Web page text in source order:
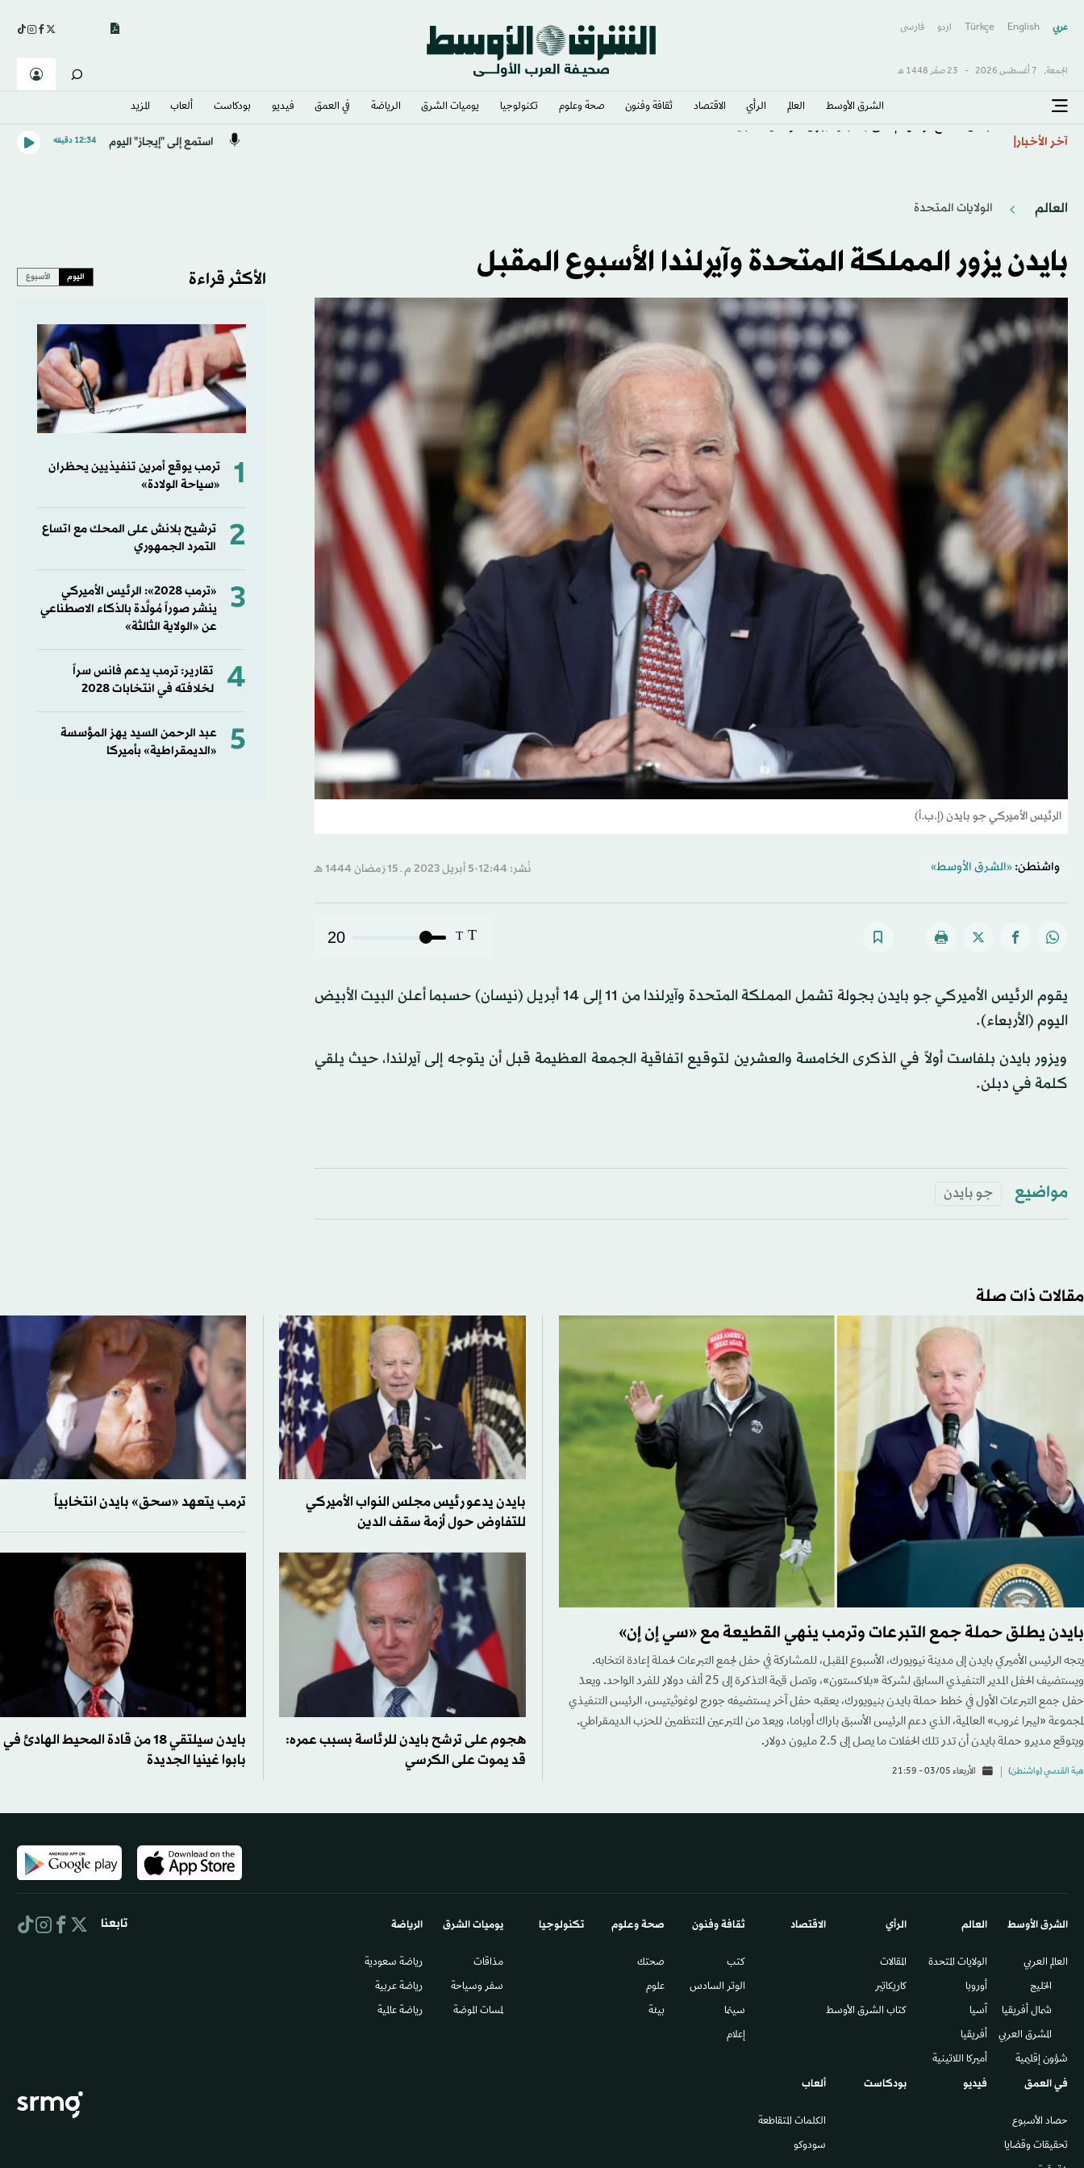
عربي English
Türkçe اردو فارسى
الجمعة, 7 أغسطس 2026 - 23 صفَر 1448 هـ
الشرق الأوسط​ العالم الرأي الاقتصاد ثقافة وفنون صحة وعلوم تكنولوجيا يوميات الشرق​ الرياضة في العمق فيديو بودكاست ألعاب المزيد
آخر الأخبار استمع إلى "إيجاز" اليوم 12:34 دقيقه
العالم الولايات المتحدة​
بايدن يزور المملكة المتحدة وآيرلندا الأسبوع المقبل
الرئيس الأميركي جو بايدن (إ.ب.أ)
واشنطن: «الشرق الأوسط» نُشر: 12:44-5 أبريل 2023 م ـ 15 رَمضان 1444 هـ
T
T
20
يقوم الرئيس الأميركي جو بايدن بجولة تشمل المملكة المتحدة وآيرلندا من 11 إلى 14 أبريل (نيسان) حسبما أعلن البيت الأبيض
اليوم (الأربعاء).
ويزور بايدن بلفاست أولاً في الذكرى الخامسة والعشرين لتوقيع اتفاقية الجمعة العظيمة قبل أن يتوجه إلى آيرلندا، حيث يلقي
كلمة في دبلن.
مواضيع جو بايدن
الأكثر قراءة اليوم الأسبوع
1
ترمب يوقع أمرين تنفيذيين يحظران
«سياحة الولادة»
2
ترشيح بلانش على المحك مع اتساع
التمرد الجمهوري
3
«ترمب 2028»: الرئيس الأميركي
ينشر صوراً مُولَّدة بالذكاء الاصطناعي
عن «الولاية الثالثة»
4
تقارير: ترمب يدعم فانس سراً
لخلافته في انتخابات 2028
5
عبد الرحمن السيد يهز المؤسسة
«الديمقراطية» بأميركا
مقالات ذات صلة
بايدن يطلق حملة جمع التبرعات وترمب ينهي القطيعة مع «سي إن إن»
يتجه الرئيس الأميركي بايدن إلى مدينة نيويورك، الأسبوع المقبل، للمشاركة في حفل لجمع التبرعات لحملة إعادة انتخابه.
ويستضيف الحفل المدير التنفيذي السابق لشركة «بلاكستون»، وتصل قيمة التذكرة إلى 25 ألف دولار للفرد الواحد. ويعدّ
حفل جمع التبرعات الأول في خطط حملة بايدن بنيويورك، يعقبه حفل آخر يستضيفه جورج لوغوثيتيس، الرئيس التنفيذي
لمجموعة «ليبرا غروب» العالمية، الذي دعم الرئيس الأسبق باراك أوباما، ويعدّ من المتبرعين المنتظمين للحزب الديمقراطي.
ويتوقع مديرو حملة بايدن أن تدر تلك الحفلات ما يصل إلى 2.5 مليون دولار.
هبة القدسي (واشنطن) الأربعاء 03/05 - 21:59
بايدن يدعو رئيس مجلس النواب الأميركي
للتفاوض حول أزمة سقف الدين
ترمب يتعهد «سحق» بايدن انتخابياً
هجوم على ترشح بايدن للرئاسة بسبب عمره:
قد يموت على الكرسي
بايدن سيلتقي 18 من قادة المحيط الهادئ في
بابوا غينيا الجديدة
الشرق الأوسط​
العالم العربي
الخليج
شمال أفريقيا
المشرق العربي
شؤون إقليمية
العالم
الولايات المتحدة
أوروبا
آسيا
أفريقيا
أميركا اللاتينية
الرأي
المقالات
كاريكاتير
كتاب الشرق الأوسط
الاقتصاد ثقافة وفنون
كتب
الوتر السادس​
سينما
إعلام
صحة وعلوم
صحتك
علوم
بيئة
تكنولوجيا يوميات الشرق​
مذاقات
سفر وسياحة
لمسات الموضة
الرياضة
رياضة سعودية
رياضة عربية
رياضة عالمية
في العمق
حصاد الأسبوع
تحقيقات وقضايا
فيديو بودكاست ألعاب
الكلمات المتقاطعة
سودوكو
تابعنا